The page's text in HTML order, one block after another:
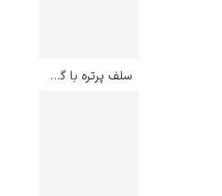
سلف پرتره با گیاه کاکنه – اگون شیله